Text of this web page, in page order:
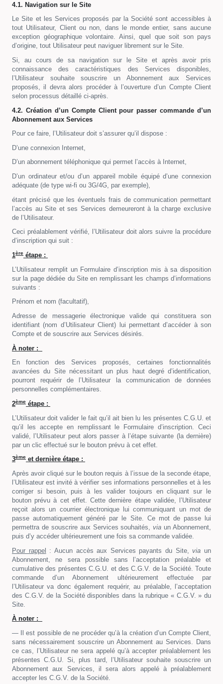
4.1. Navigation sur le Site
Le Site et les Services proposés par la Société sont accessibles à
tout Utilisateur, Client ou non, dans le monde entier, sans aucune
exception géographique volontaire. Ainsi, quel que soit son pays
d’origine, tout Utilisateur peut naviguer librement sur le Site.
Si, au cours de sa navigation sur le Site et après avoir pris
connaissance des caractéristiques des Services disponibles,
l’Utilisateur souhaite souscrire un Abonnement aux Services
proposés, il devra alors procéder à l’ouverture d’un Compte Client
selon processus détaillé ci-après.
4.2. Création d’un Compte Client pour passer commande d’un
Abonnement aux Services
Pour ce faire, l’Utilisateur doit s’assurer qu’il dispose :
D’une connexion Internet,
D’un abonnement téléphonique qui permet l’accès à Internet,
D’un ordinateur et/ou d’un appareil mobile équipé d’une connexion
adéquate (de type wi-fi ou 3G/4G, par exemple),
étant précisé que les éventuels frais de communication permettant
l’accès au Site et ses Services demeureront à la charge exclusive
de l’Utilisateur.
Ceci préalablement vérifié, l’Utilisateur doit alors suivre la procédure
d’inscription qui suit :
1ère étape :
L’Utilisateur remplit un Formulaire d’inscription mis à sa disposition
sur la page dédiée du Site en remplissant les champs d’informations
suivants :
Prénom et nom (facultatif),
Adresse de messagerie électronique valide qui constituera son
identifiant (nom d’Utilisateur Client) lui permettant d’accéder à son
Compte et de souscrire aux Services désirés.
À noter :
En fonction des Services proposés, certaines fonctionnalités
avancées du Site nécessitant un plus haut degré d’identification,
pourront requérir de l’Utilisateur la communication de données
personnelles complémentaires.
2ème étape :
L’Utilisateur doit valider le fait qu’il ait bien lu les présentes C.G.U. et
qu’il les accepte en remplissant le Formulaire d’inscription. Ceci
validé, l’Utilisateur peut alors passer à l’étape suivante (la dernière)
par un clic effectué sur le bouton prévu à cet effet.
3ème et dernière étape :
Après avoir cliqué sur le bouton requis à l’issue de la seconde étape,
l’Utilisateur est invité à vérifier ses informations personnelles et à les
corriger si besoin, puis à les valider toujours en cliquant sur le
bouton prévu à cet effet. Cette dernière étape validée, l’Utilisateur
reçoit alors un courrier électronique lui communiquant un mot de
passe automatiquement généré par le Site. Ce mot de passe lui
permettra de souscrire aux Services souhaités,via un Abonnement,
puis d’y accéder ultérieurement une fois sa commande validée.
Pour rappel : Aucun accès aux Services payants du Site,viaun
Abonnement, ne sera possible sans l’acceptation préalable et
cumulative des présentes C.G.U. et des C.G.V. de la Société. Toute
commande d’un Abonnement ultérieurement effectuée par
l’Utilisateur va donc également requérir, au préalable, l’acceptation
des C.G.V. de la Société disponibles dans la rubrique « C.G.V. » du
Site.
À noter :
— Il est possible de ne procéder qu’à la création d’un Compte Client,
sans nécessairement souscrire un Abonnement au Services. Dans
ce cas, l’Utilisateur ne sera appelé qu’à accepter préalablement les
présentes C.G.U. Si, plus tard, l’Utilisateur souhaite souscrire un
Abonnement aux Services, il sera alors appelé à préalablement
accepter les C.G.V. de la Société.